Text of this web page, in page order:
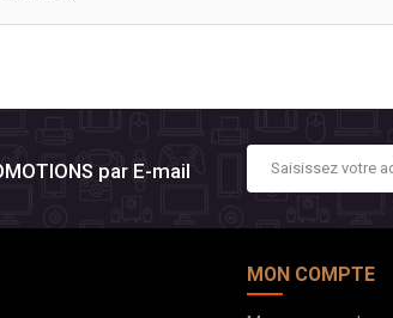
par E-mail
MON COMPTE